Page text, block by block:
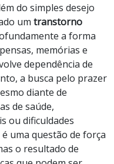
do simples desejo
um transtorno
a forma
memórias e
dependência de
a busca pelo prazer
diante de
de saúde,
ou dificuldades
uma questão de força
o resultado de